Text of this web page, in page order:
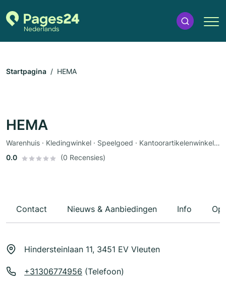
Startpagina HEMA
HEMA
Warenhuis · Kledingwinkel · Speelgoed · Kantoorartikelenwinkel · Cadeauwinkel · Babywinkel
0.0
(0 Recensies)
Contact Nieuws & Aanbiedingen Info
Hindersteinlaan 11, 3451 EV Vleuten
+31306774956 (Telefoon)